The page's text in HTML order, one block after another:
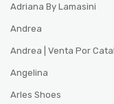
Adriana By Lamasini
Andrea
Andrea | Venta Por
Angelina
Arles Shoes